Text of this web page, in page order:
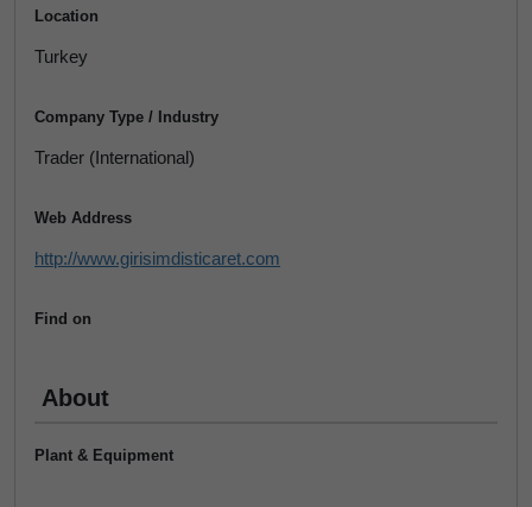
Location
Turkey
Company Type / Industry
Trader (International)
Web Address
http://www.girisimdisticaret.com
Find on
About
Plant & Equipment